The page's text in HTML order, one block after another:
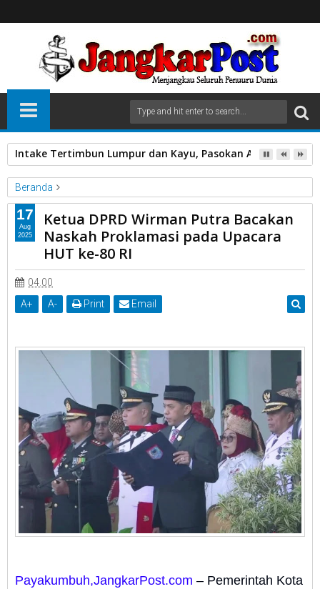
Intake Tertimbun Lumpur dan Kayu, Pasokan Air Bersih di
Beranda
Unlabelled
Ketua DPRD Wirman Putra Bacakan Naskah Proklamasi pada
Upacara HUT ke-80 RI
Ketua DPRD Wirman Putra Bacakan
Naskah Proklamasi pada Upacara
HUT ke-80 RI
04.00
A+ A- Print Email
Payakumbuh,JangkarPost.com – Pemerintah Kota
17
Aug
2025